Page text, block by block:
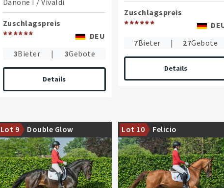
Danone I /Vivaldi
Zuschlagspreis
******
DEU
3Bieter | 3Gebote
Details
Zuschlagspreis
******
7Bieter | 27Gebote
Details
Lot 9 Double Glow
Imposante Tochter des Dynamic
Dream
Lot 10 Felicio
Sportlich erfolgreicher Grand Prix
Stamm